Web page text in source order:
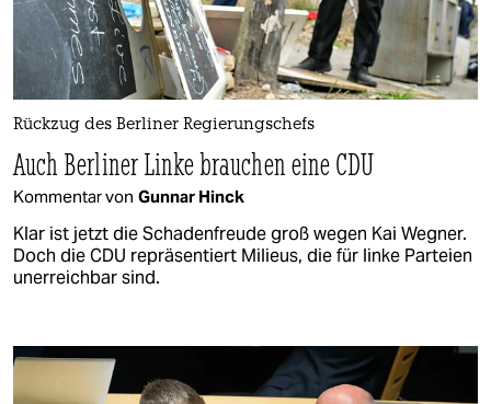
Rückzug des Berliner Regierungschefs
Auch Berliner Linke brauchen eine CDU
Kommentar von Gunnar Hinck
Klar ist jetzt die Schadenfreude groß wegen Kai Wegner.
Doch die CDU repräsentiert Milieus, die für linke Parteien
unerreichbar sind.